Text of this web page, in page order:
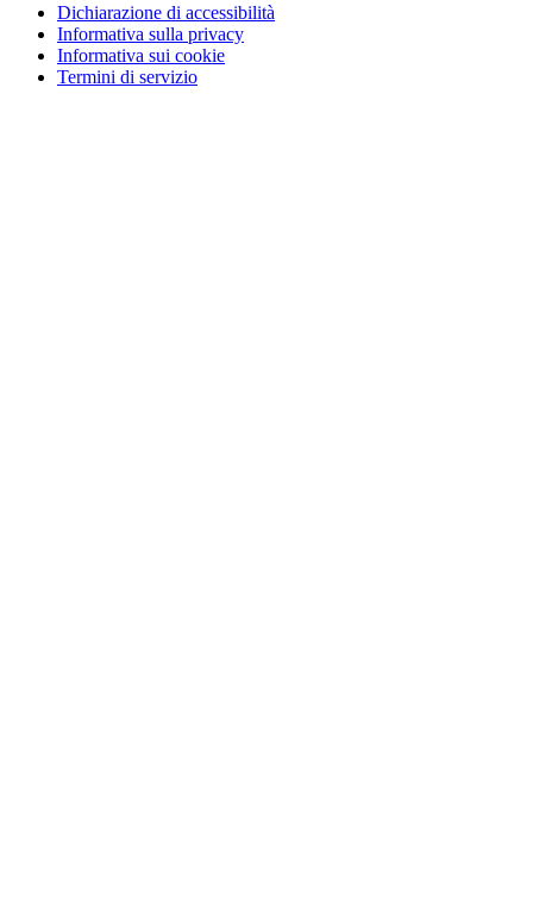
Dichiarazione di accessibilità
Informativa sulla privacy
Informativa sui cookie
Termini di servizio